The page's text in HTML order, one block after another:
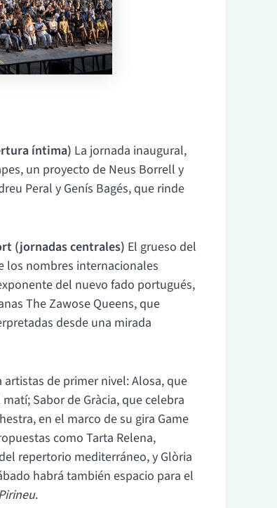
íntima) La jornada inaugural,
un proyecto de Neus Borrell y
Peral y Genís Bagés, que rinde
(jornadas centrales) El grueso del
los nombres internacionales
del nuevo fado portugués,
The Zawose Queens, que
desde una mirada
de primer nivel: Alosa, que
Sabor de Gràcia, que celebra
en el marco de su gira Game
como Tarta Relena,
repertorio mediterráneo, y Glòria
habrá también espacio para el
.